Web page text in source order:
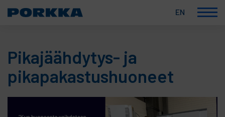
content
Korkealaatuiset
EN
Pikajäähdytys- ja
pikapakastushuoneet